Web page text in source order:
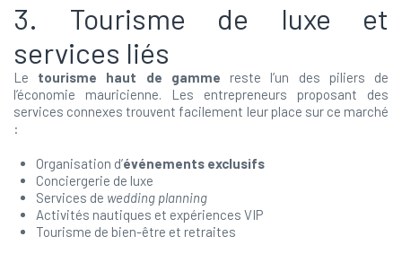
3. Tourisme de luxe et
services liés
Le tourisme haut de gamme reste l’un des piliers de
l’économie mauricienne. Les entrepreneurs proposant des
services connexes trouvent facilement leur place sur ce marché
:
Organisation d’événements exclusifs
Conciergerie de luxe
Services de wedding planning
Activités nautiques et expériences VIP
Tourisme de bien-être et retraites